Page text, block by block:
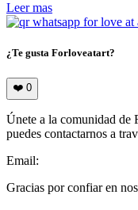
Leer mas
¿Te gusta Forloveatart?
❤️ 0
Únete a la comunidad de
puedes contactarnos a
Email:
Gracias por confiar en